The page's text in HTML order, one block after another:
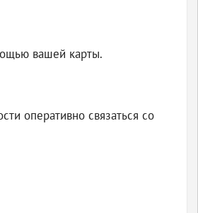
вашей карты.
оперативно связаться со